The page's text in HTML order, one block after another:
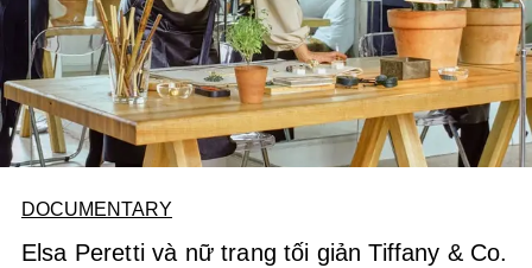
DOCUMENTARY
Elsa Peretti và nữ trang tối giản Tiffany & Co.